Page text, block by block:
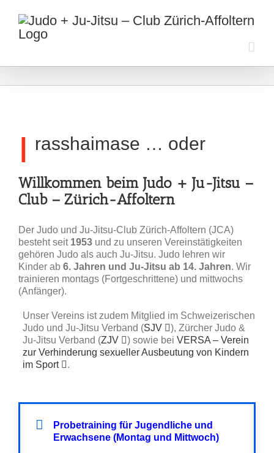
Inhalt
springen
I rasshaimase … oder
Willkommen beim Judo + Ju-Jitsu –
Club – Zürich-Affoltern
Der Judo und Ju-Jitsu-Club Zürich-Affoltern (JCA)
besteht seit 1953und zu unseren Vereinstätigkeiten
gehören Judo als auch Ju-Jitsu. Judo lehren wir
Kinder ab 6. Jahren und Ju-Jitsu ab 14. Jahren. Wir
trainieren montags (Fortgeschrittene) und mittwochs
(Anfänger).
Unser Vereins ist zudem Mitglied im Schweizerischen
Judo und Ju-Jitsu Verband (SJV
), Zürcher Judo &
Ju-Jitsu Verband (ZJV ) sowie beiVERSA – Verein
zur Verhinderung sexueller Ausbeutung von Kindern
im Sport
.
Probetraining für Jugendliche und
Erwachsene (Montag und Mittwoch)